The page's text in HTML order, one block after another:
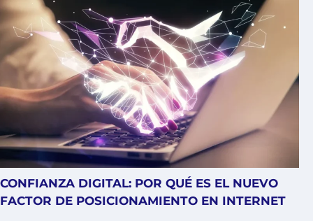
CONFIANZA DIGITAL: POR QUÉ ES EL NUEVO
FACTOR DE POSICIONAMIENTO EN INTERNET